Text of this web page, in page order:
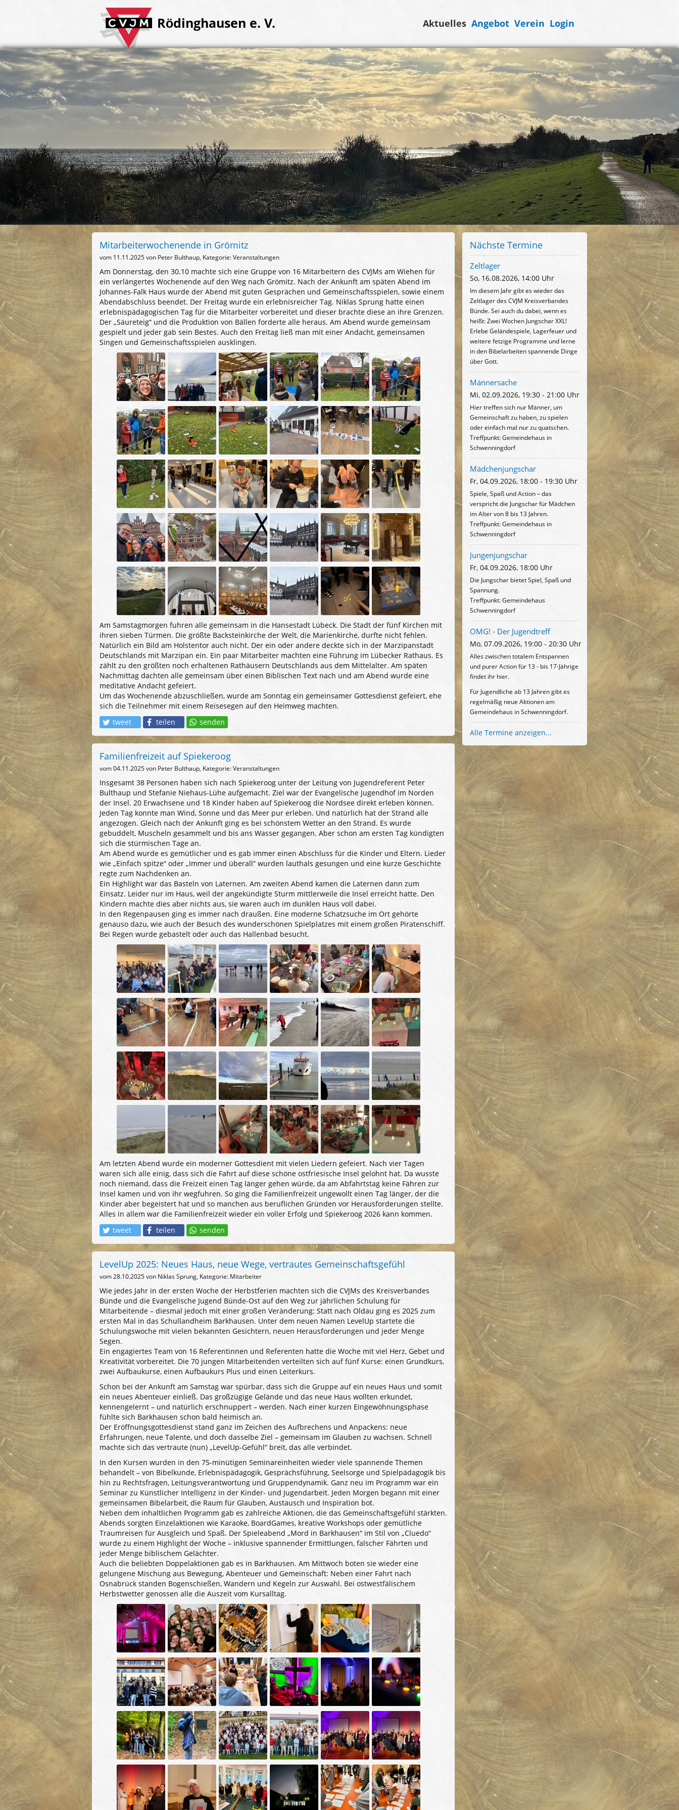
Rödinghausen e. V. Aktuelles Angebot Verein Login
Mitarbeiterwochenende in Grömitz
vom 11.11.2025von Peter Bulthaup, Kategorie: Veranstaltungen
Am Donnerstag, den 30.10 machte sich eine Gruppe von 16 Mitarbeitern des CVJMs am Wiehen für
ein verlängertes Wochenende auf den Weg nach Grömitz. Nach der Ankunft am späten Abend im
Johannes-Falk Haus wurde der Abend mit guten Gesprächen und Gemeinschaftsspielen, sowie einem
Abendabschluss beendet. Der Freitag wurde ein erlebnisreicher Tag. Niklas Sprung hatte einen
erlebnispädagogischen Tag für die Mitarbeiter vorbereitet und dieser brachte diese an ihre Grenzen.
Der „Säureteig“ und die Produktion von Bällen forderte alle heraus. Am Abend wurde gemeinsam
gespielt und jeder gab sein Bestes. Auch den Freitag ließ man mit einer Andacht, gemeinsamen
Singen und Gemeinschaftsspielen ausklingen.
Am Samstagmorgen fuhren alle gemeinsam in die Hansestadt Lübeck. Die Stadt der fünf Kirchen mit
ihren sieben Türmen. Die größte Backsteinkirche der Welt, die Marienkirche, durfte nicht fehlen.
Natürlich ein Bild am Holstentor auch nicht. Der ein oder andere deckte sich in der Marzipanstadt
Deutschlands mit Marzipan ein. Ein paar Mitarbeiter machten eine Führung im Lübecker Rathaus. Es
zählt zu den größten noch erhaltenen Rathäusern Deutschlands aus dem Mittelalter. Am späten
Nachmittag dachten alle gemeinsam über einen Biblischen Text nach und am Abend wurde eine
meditative Andacht gefeiert.
Um das Wochenende abzuschließen, wurde am Sonntag ein gemeinsamer Gottesdienst gefeiert, ehe
sich die Teilnehmer mit einem Reisesegen auf den Heimweg machten.
tweet
teilen senden
Familienfreizeit auf Spiekeroog
vom04.11.2025von Peter Bulthaup, Kategorie: Veranstaltungen
Insgesamt 38 Personen haben sich nach Spiekeroog unter der Leitung von Jugendreferent Peter
Bulthaup und Stefanie Niehaus-Lühe aufgemacht. Ziel war der Evangelische Jugendhof im Norden
der Insel. 20 Erwachsene und 18 Kinder haben auf Spiekeroog die Nordsee direkt erleben können.
Jeden Tag konnte man Wind, Sonne und das Meer pur erleben. Und natürlich hat der Strand alle
angezogen. Gleich nach der Ankunft ging es bei schönstem Wetter an den Strand. Es wurde
gebuddelt, Muscheln gesammelt und bis ans Wasser gegangen. Aber schon am ersten Tag kündigten
sich die stürmischen Tage an.
Am Abend wurde es gemütlicher und es gab immer einen Abschluss für die Kinder und Eltern. Lieder
wie „Einfach spitze“ oder „Immer und überall“ wurden lauthals gesungen und eine kurze Geschichte
regte zum Nachdenken an.
Ein Highlight war das Basteln von Laternen. Am zweiten Abend kamen die Laternen dann zum
Einsatz. Leider nur im Haus, weil der angekündigte Sturm mittlerweile die Insel erreicht hatte. Den
Kindern machte dies aber nichts aus, sie waren auch im dunklen Haus voll dabei.
In den Regenpausen ging es immer nach draußen. Eine moderne Schatzsuche im Ort gehörte
genauso dazu, wie auch der Besuch des wunderschönen Spielplatzes mit einem großen Piratenschiff.
Bei Regen wurde gebastelt oder auch das Hallenbad besucht.
Am letzten Abend wurde ein moderner Gottesdient mit vielen Liedern gefeiert. Nach vier Tagen
waren sich alle einig, dass sich die Fahrt auf diese schöne ostfriesische Insel gelohnt hat. Da wusste
noch niemand, dass die Freizeit einen Tag länger gehen würde, da am Abfahrtstag keine Fähren zur
Insel kamen und von ihr wegfuhren. So ging die Familienfreizeit ungewollt einen Tag länger, der die
Kinder aber begeistert hat und so manchen aus beruflichen Gründen vor Herausforderungen stellte.
Alles in allem war die Familienfreizeit wieder ein voller Erfolg und Spiekeroog 2026 kann kommen.
tweet
teilen senden
LevelUp 2025: Neues Haus, neue Wege, vertrautes Gemeinschaftsgefühl
vom28.10.2025von Niklas Sprung, Kategorie: Mitarbeiter
Wie jedes Jahr in der ersten Woche der Herbstferien machten sich die CVJMs des Kreisverbandes
Bünde und die Evangelische Jugend Bünde-Ost auf den Weg zur jährlichen Schulung für
Mitarbeitende – diesmal jedoch mit einer großen Veränderung: Statt nach Oldau ging es 2025 zum
ersten Mal in das Schullandheim Barkhausen. Unter dem neuen Namen LevelUp startete die
Schulungswoche mit vielen bekannten Gesichtern, neuen Herausforderungen und jeder Menge
Segen.
Ein engagiertes Team von 16 Referentinnen und Referenten hatte die Woche mit viel Herz, Gebet und
Kreativität vorbereitet. Die 70 jungen Mitarbeitenden verteilten sich auf fünf Kurse: einen Grundkurs,
zwei Aufbaukurse, einen Aufbaukurs Plus und einen Leiterkurs.
Schon bei der Ankunft am Samstag war spürbar, dass sich die Gruppe auf ein neues Haus und somit
ein neues Abenteuer einließ. Das großzügige Gelände und das neue Haus wollten erkundet,
kennengelernt – und natürlich erschnuppert – werden. Nach einer kurzen Eingewöhnungsphase
fühlte sich Barkhausen schon bald heimisch an.
Der Eröffnungsgottesdienst stand ganz im Zeichen des Aufbrechens und Anpackens: neue
Erfahrungen, neue Talente, und doch dasselbe Ziel – gemeinsam im Glauben zu wachsen. Schnell
machte sich das vertraute (nun) „LevelUp-Gefühl“ breit, das alle verbindet.
In den Kursen wurden in den 75-minütigen Seminareinheiten wieder viele spannende Themen
behandelt – von Bibelkunde, Erlebnispädagogik, Gesprächsführung, Seelsorge und Spielpädagogik bis
hin zu Rechtsfragen, Leitungsverantwortung und Gruppendynamik. Ganz neu im Programm war ein
Seminar zu Künstlicher Intelligenz in der Kinder- und Jugendarbeit. Jeden Morgen begann mit einer
gemeinsamen Bibelarbeit, die Raum für Glauben, Austausch und Inspiration bot.
Neben dem inhaltlichen Programm gab es zahlreiche Aktionen, die das Gemeinschaftsgefühl stärkten.
Abends sorgten Einzelaktionen wie Karaoke, BoardGames, kreative Workshops oder gemütliche
Traumreisen für Ausgleich und Spaß. Der Spieleabend „Mord in Barkhausen“ im Stil von „Cluedo“
wurde zu einem Highlight der Woche – inklusive spannender Ermittlungen, falscher Fährten und
jeder Menge biblischem Gelächter.
Auch die beliebten Doppelaktionen gab es in Barkhausen. Am Mittwoch boten sie wieder eine
gelungene Mischung aus Bewegung, Abenteuer und Gemeinschaft: Neben einer Fahrt nach
Osnabrück standen Bogenschießen, Wandern und Kegeln zur Auswahl. Bei ostwestfälischem
Herbstwetter genossen alle die Auszeit vom Kursalltag.
Nächste Termine
Zeltlager
So, 16.08.2026, 14:00 Uhr
Im diesem Jahr gibt es wieder das
Zeltlager des CVJM Kreisverbandes
Bünde. Sei auch du dabei, wenn es
heißt: Zwei Wochen Jungschar XXL!
Erlebe Geländespiele, Lagerfeuer und
weitere fetzige Programme und lerne
in den Bibelarbeiten spannende Dinge
über Gott.
Männersache
Mi, 02.09.2026, 19:30 - 21:00 Uhr
Hier treffen sich nur Männer, um
Gemeinschaft zu haben, zu spielen
oder einfach mal nur zu quatschen.
Treffpunkt: Gemeindehaus in
Schwenningdorf
Mädchenjungschar
Fr, 04.09.2026, 18:00 - 19:30 Uhr
Spiele, Spaß und Action – das
verspricht die Jungschar für Mädchen
im Alter von 8 bis 13 Jahren.
Treffpunkt: Gemeindehaus in
Schwenningdorf
Jungenjungschar
Fr, 04.09.2026, 18:00 Uhr
Die Jungschar bietet Spiel, Spaß und
Spannung.
Treffpunkt: Gemeindehaus
Schwenningdorf
OMG! - Der Jugendtreff
Mo, 07.09.2026, 19:00 - 20:30 Uhr
Alles zwischen totalem Entspannen
und purer Action für 13 - bis 17-Jährige
findet ihr hier.
Für Jugendliche ab 13 Jahren gibt es
regelmäßig neue Aktionen am
Gemeindehaus in Schwenningdorf.
Alle Termine anzeigen...